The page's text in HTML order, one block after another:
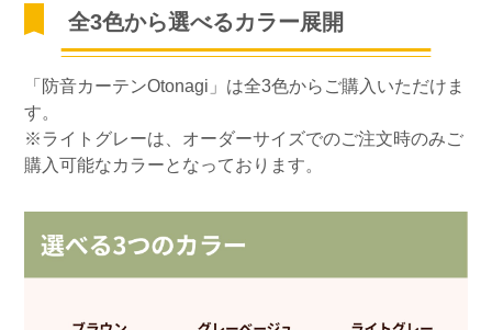
全3色から選べるカラー展開
「防音カーテンOtonagi」は全3色からご購入いただけま
す。
※ライトグレーは、オーダーサイズでのご注文時のみご
購入可能なカラーとなっております。